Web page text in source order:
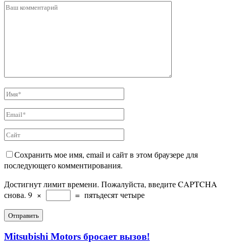
Сохранить мое имя, email и сайт в этом браузере для
последующего комментирования.
Достигнут лимит времени. Пожалуйста, введите CAPTCHA
снова. 9 × = пятьдесят четыре
Mitsubishi Motors бросает вызов!